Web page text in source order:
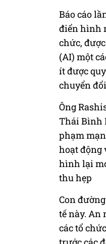
Báo cáo
điển hình
chức,
(AI) một
ít được
chuyển
Ông
Thái Bình
phạm
hoạt động
hình lại
thu hẹp
Con
tế này. An
các tổ